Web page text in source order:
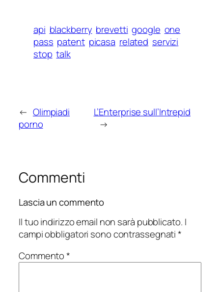
api blackberry brevetti google one
pass patent picasa related servizi
stop talk
← Olimpiadi
porno
L’Enterprise sull’Intrepid
→
Commenti
Lascia un commento
Il tuo indirizzo email non sarà pubblicato. I
campi obbligatori sono contrassegnati*
Commento*